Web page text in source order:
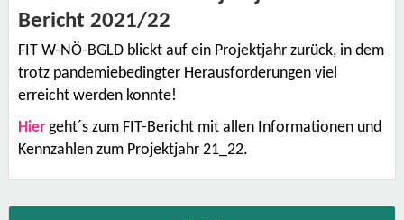
Bericht 2021/22
FIT W-NÖ-BGLD blickt auf ein Projektjahr zurück, in dem
trotz pandemiebedingter Herausforderungen viel
erreicht werden konnte!
Hier geht´s zum FIT-Bericht mit allen Informationen und
Kennzahlen zum Projektjahr 21_22.